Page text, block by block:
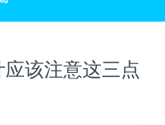
该注意这三点